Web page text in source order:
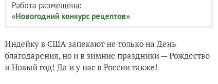
Работа размещена:
«Новогодний конкурс рецептов»
Индейку в США запекают не только на День
благодарения, но и в зимние праздники — Рождество
и Новый год! Да и у нас в России также!